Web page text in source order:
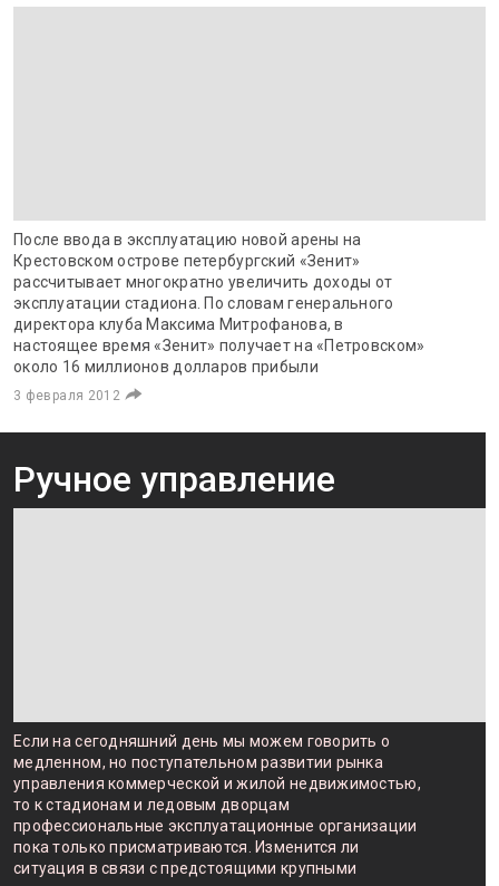
После ввода в эксплуатацию новой арены на
Крестовском острове петербургский «Зенит»
рассчитывает многократно увеличить доходы от
эксплуатации стадиона. По словам генерального
директора клуба Максима Митрофанова, в
настоящее время «Зенит» получает на «Петровском»
около 16 миллионов долларов прибыли
3 февраля 2012
Ручное управление
Если на сегодняшний день мы можем говорить о
медленном, но поступательном развитии рынка
управления коммерческой и жилой недвижимостью,
то к стадионам и ледовым дворцам
профессиональные эксплуатационные организации
пока только присматриваются. Изменится ли
ситуация в связи с предстоящими крупными